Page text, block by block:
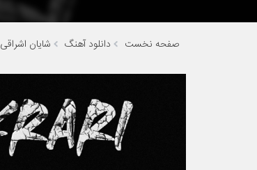
صفحه نخست دانلود آهنگ شایان اشراقی